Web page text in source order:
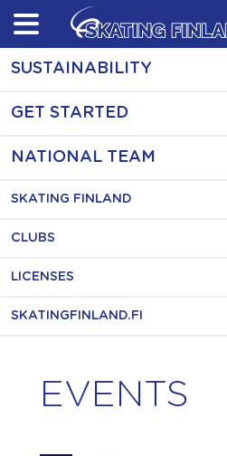
Skip
content
SUSTAINABILITY
GET STARTED
NATIONAL TEAM
SKATING FINLAND
CLUBS
LICENSES
SKATINGFINLAND.FI
EVENTS